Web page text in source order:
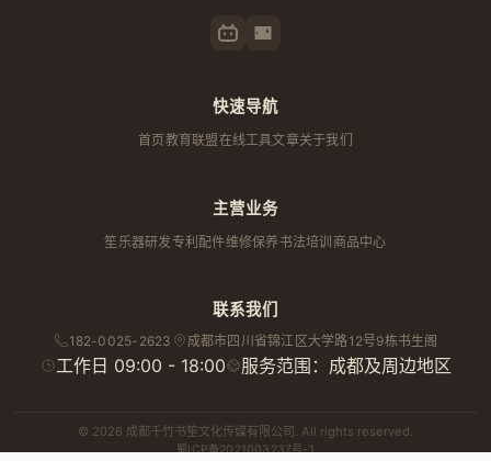
快速导航
首页教育联盟在线工具文章关于我们
主营业务
笙乐器研发专利配件维修保养 书法培训 商品中心
联系我们
182-0025-2623 成都市四川省锦江区大学路12号9栋书生阁
工作日 09:00 - 18:00 服务范围：成都及周边地区
© 2026 成都千竹书笙文化传媒有限公司. All rights reserved.
蜀ICP备2021003237号-1